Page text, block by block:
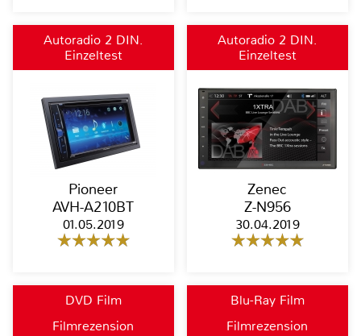
Autoradio 2 DIN,
Moniceiver, Naviceiver,
Bluetooth
Einzeltest
Pioneer
AVH-A210BT
01.05.2019
Autoradio 2 DIN,
Moniceiver, Naviceiver,
Bluetooth
Einzeltest
Zenec
Z-N956
30.04.2019
DVD Film
Filmrezension
Blu-Ray Film
Filmrezension